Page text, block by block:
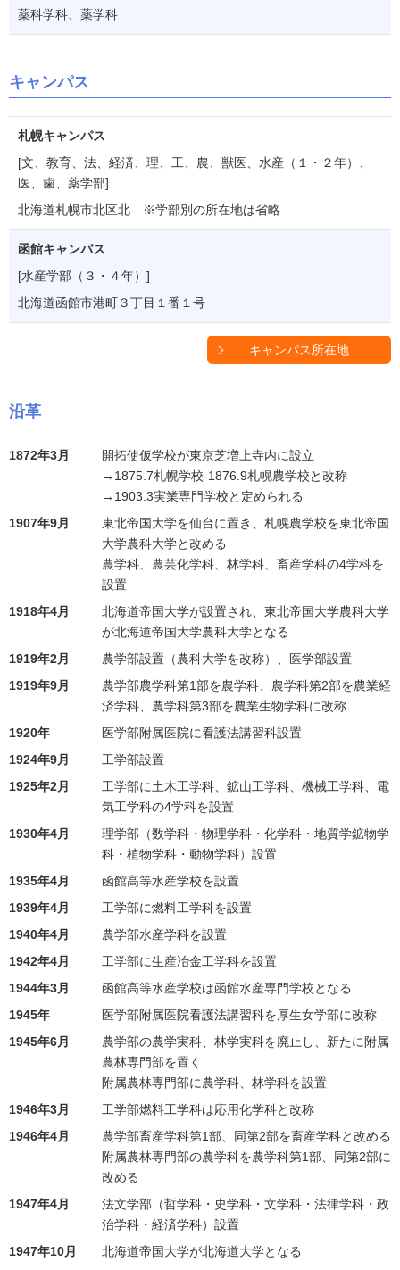
薬科学科、薬学科
キャンパス
札幌キャンパス
[文、教育、法、経済、理、工、農、獣医、水産（１・２年）、
医、歯、薬学部]
北海道札幌市北区北 ※学部別の所在地は省略
函館キャンパス
[水産学部（３・４年）]
北海道函館市港町３丁目１番１号
キャンパス所在地
沿革
1872年3月
開拓使仮学校が東京芝増上寺内に設立
→1875.7札幌学校-1876.9札幌農学校と改称
→1903.3実業専門学校と定められる
1907年9月
東北帝国大学を仙台に置き、札幌農学校を東北帝国
大学農科大学と改める
農学科、農芸化学科、林学科、畜産学科の4学科を
設置
1918年4月
北海道帝国大学が設置され、東北帝国大学農科大学
が北海道帝国大学農科大学となる
1919年2月
農学部設置（農科大学を改称）、医学部設置
1919年9月
農学部農学科第1部を農学科、農学科第2部を農業経
済学科、農学科第3部を農業生物学科に改称
1920年
医学部附属医院に看護法講習科設置
1924年9月
工学部設置
1925年2月
工学部に土木工学科、鉱山工学科、機械工学科、電
気工学科の4学科を設置
1930年4月
理学部（数学科・物理学科・化学科・地質学鉱物学
科・植物学科・動物学科）設置
1935年4月
函館高等水産学校を設置
1939年4月
工学部に燃料工学科を設置
1940年4月
農学部水産学科を設置
1942年4月
工学部に生産冶金工学科を設置
1944年3月
函館高等水産学校は函館水産専門学校となる
1945年
医学部附属医院看護法講習科を厚生女学部に改称
1945年6月
農学部の農学実科、林学実科を廃止し、新たに附属
農林専門部を置く
附属農林専門部に農学科、林学科を設置
1946年3月
工学部燃料工学科は応用化学科と改称
1946年4月
農学部畜産学科第1部、同第2部を畜産学科と改める
附属農林専門部の農学科を農学科第1部、同第2部に
改める
1947年4月
法文学部（哲学科・史学科・文学科・法律学科・政
治学科・経済学科）設置
1947年10月
北海道帝国大学が北海道大学となる